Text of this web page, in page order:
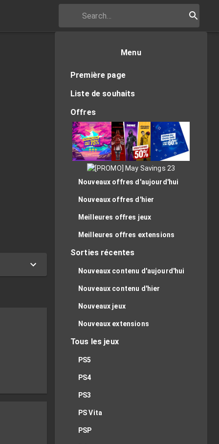
Menu
Première page
Liste de souhaits
Offres
Nouveaux offres d'aujourd'hui
Nouveaux offres d'hier
Meilleures offres jeux
Meilleures offres extensions
Sorties récentes
Nouveaux contenu d'aujourd'hui
Nouveaux contenu d'hier
Nouveaux jeux
Nouveaux extensions
Tous les jeux
PS5
PS4
PS3
PS Vita
PSP